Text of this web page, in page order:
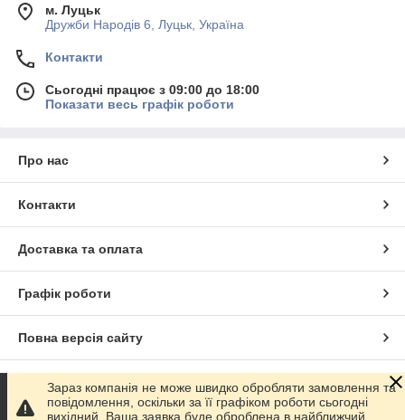
м. Луцьк
Дружби Народів 6, Луцьк, Україна
Контакти
Сьогодні працює з 09:00 до 18:00
Показати весь графік роботи
Про нас
Контакти
Доставка та оплата
Графік роботи
Повна версія сайту
Сайт створено на маркетплейсі Prom.ua
Зараз компанія не може швидко обробляти замовлення та
повідомлення, оскільки за її графіком роботи сьогодні
вихідний. Ваша заявка буде оброблена в найближчий